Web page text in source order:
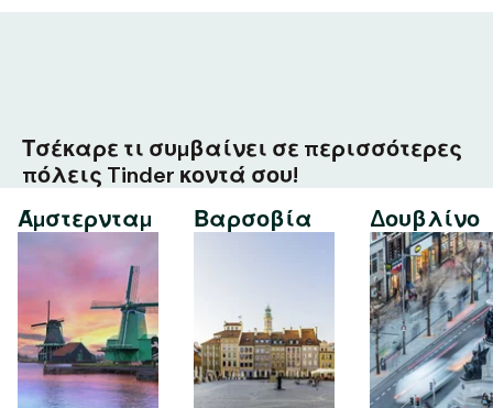
Τσέκαρε τι συμβαίνει σε περισσότερες
πόλεις Tinder κοντά σου!
Άμστερνταμ
Βαρσοβία Δουβλίνο